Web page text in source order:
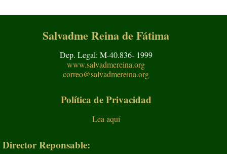
Salvadme Reina de Fátima
Dep. Legal: M-40.836- 1999
www.salvadmereina.org
correo@salvadmereina.org
Política de Privacidad
Lea aquí
Director Reponsable: